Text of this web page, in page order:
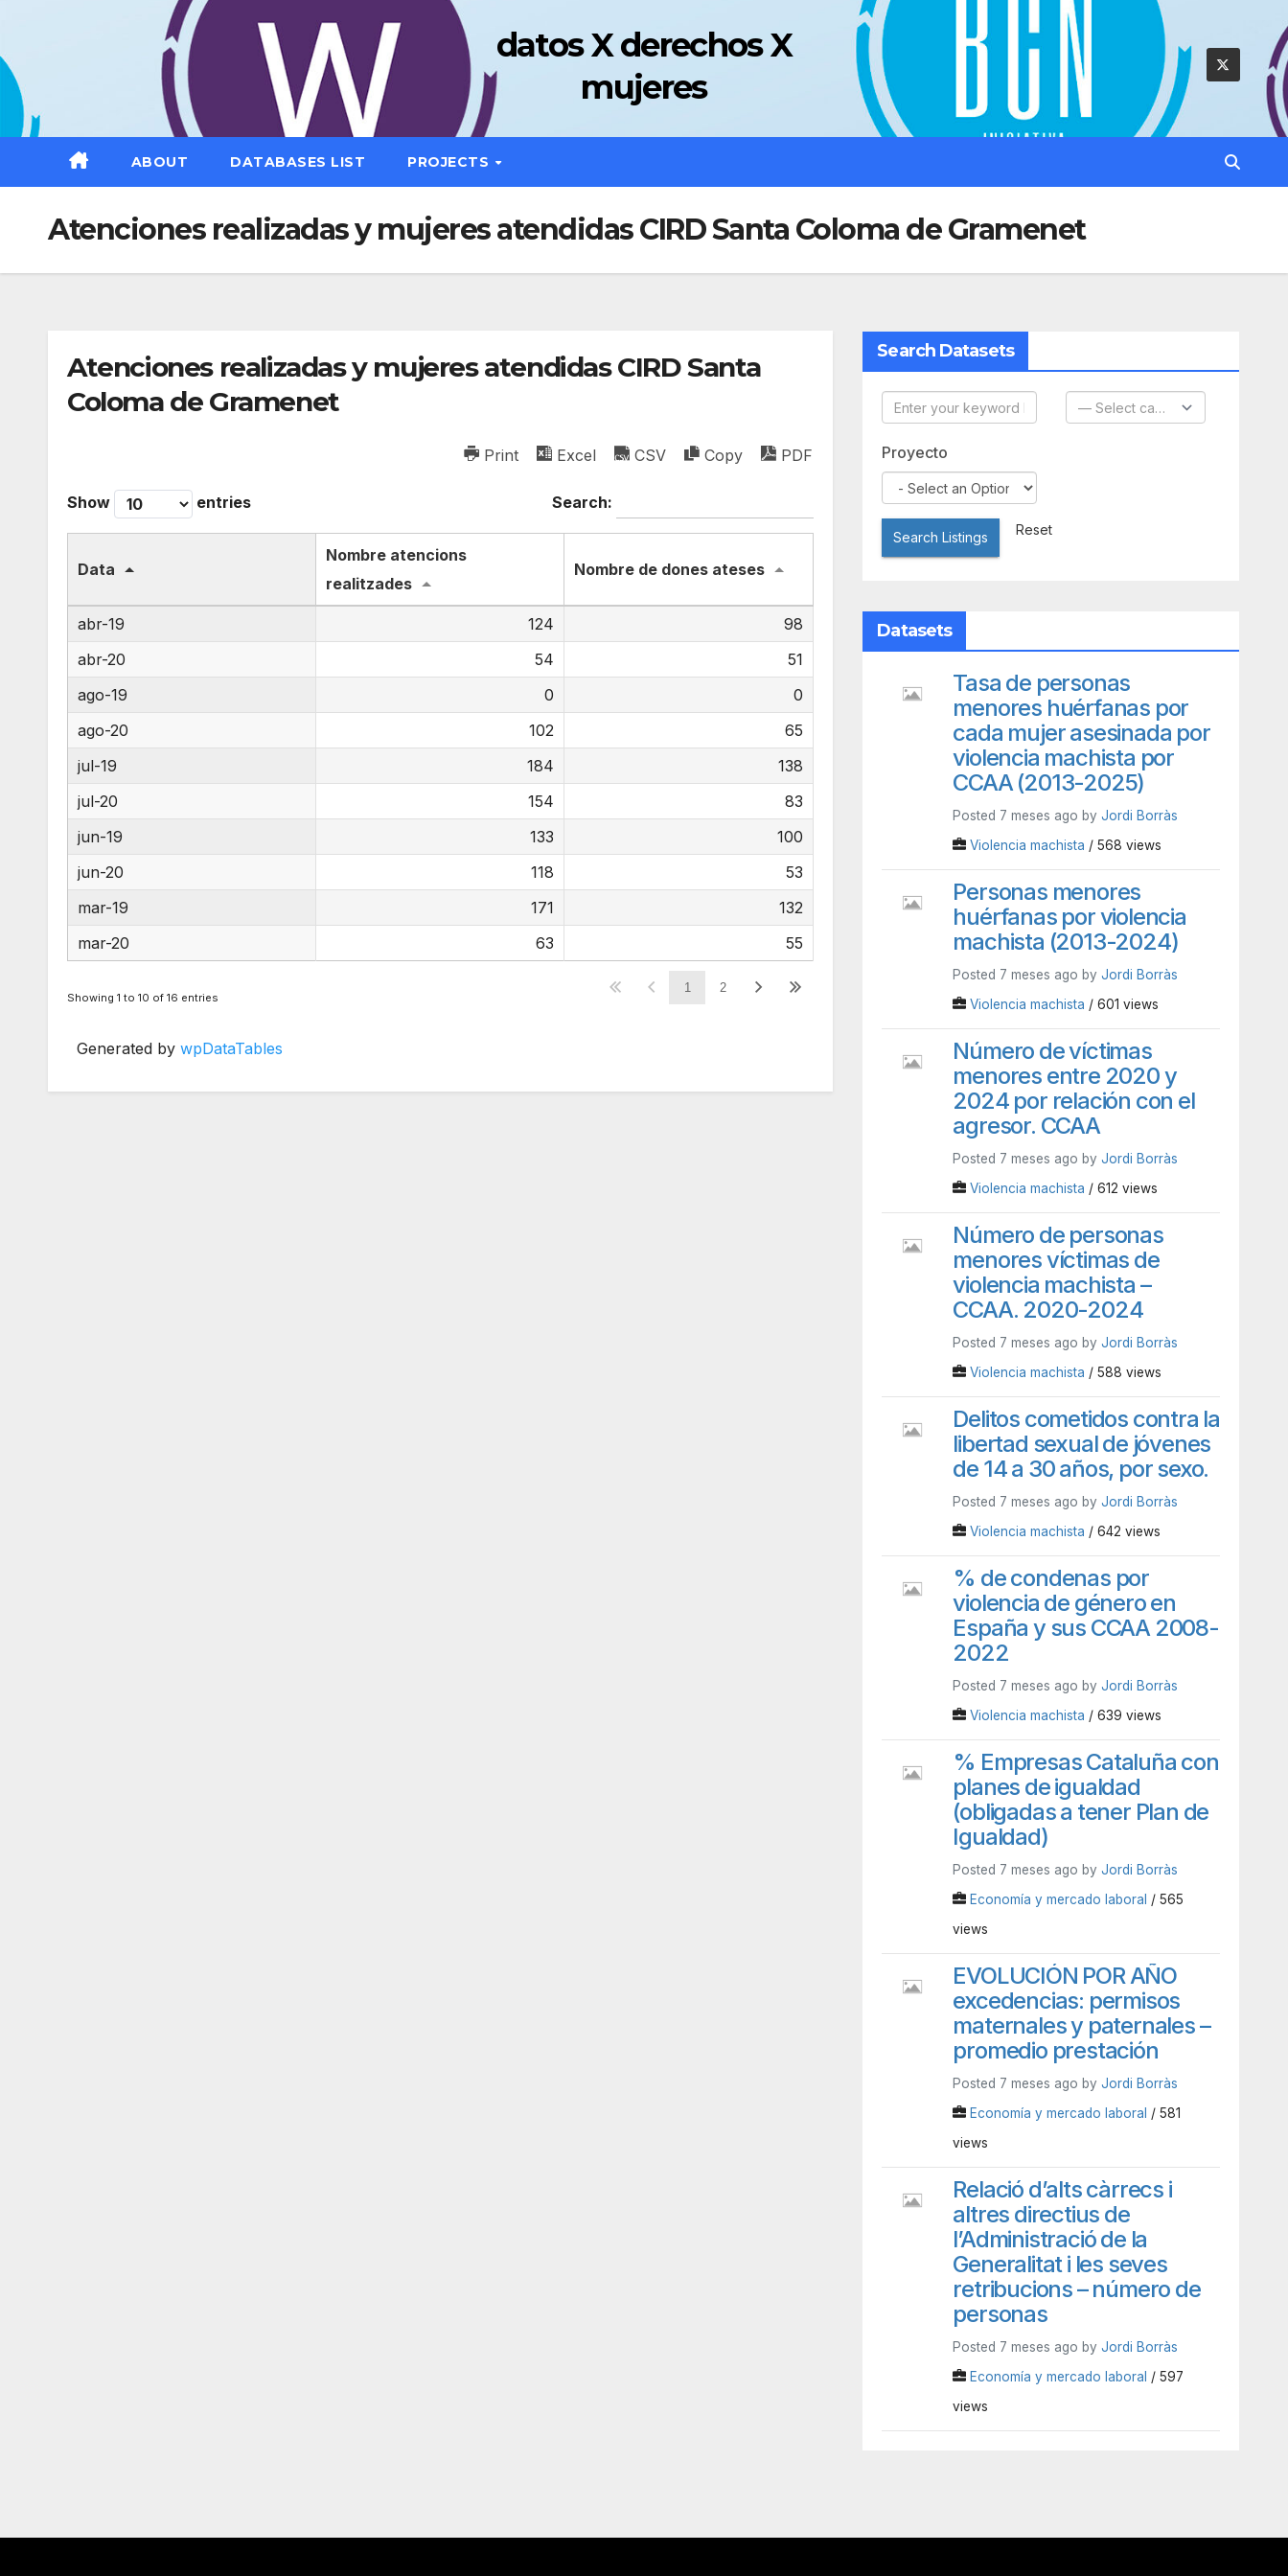
contenido
datos X derechos X
mujeres
ABOUT DATABASES LIST PROJECTS
Atenciones realizadas y mujeres atendidas CIRD Santa Coloma de Gramenet
Atenciones realizadas y mujeres atendidas CIRD Santa
Coloma de Gramenet
Print Excel CSV Copy PDF
Show entries Search:
Data
Nombre atencions
realitzades
Nombre de dones ateses
abr-19 124
98
abr-20
54
51
ago-19
0
0
ago-20
102
65
jul-19
184
138
jul-20
154
83
jun-19
133
100
jun-20
118
53
mar-19
171
132
mar-20
63 55
Showing 1 to 10 of 16 entries
1 2
Generated by wpDataTables
Search Datasets
Proyecto
Search Listings Reset
Datasets
Tasa de personas
menores huérfanas por
cada mujer asesinada por
violencia machista por
CCAA (2013-2025)
Posted 7 meses ago byJordi Borràs
Violencia machista / 568 views
Personas menores
huérfanas por violencia
machista (2013-2024)
Posted 7 meses ago byJordi Borràs
Violencia machista / 601 views
Número de víctimas
menores entre 2020 y
2024 por relación con el
agresor. CCAA
Posted 7 meses ago byJordi Borràs
Violencia machista / 612 views
Número de personas
menores víctimas de
violencia machista –
CCAA. 2020-2024
Posted 7 meses ago byJordi Borràs
Violencia machista / 588 views
Delitos cometidos contra la
libertad sexual de jóvenes
de 14 a 30 años, por sexo.
Posted 7 meses ago byJordi Borràs
Violencia machista / 642 views
% de condenas por
violencia de género en
España y sus CCAA 2008-
2022
Posted 7 meses ago byJordi Borràs
Violencia machista / 639 views
% Empresas Cataluña con
planes de igualdad
(obligadas a tener Plan de
Igualdad)
Posted 7 meses ago byJordi Borràs
Economía y mercado laboral / 565
views
EVOLUCIÓN POR AÑO
excedencias: permisos
maternales y paternales –
promedio prestación
Posted 7 meses ago byJordi Borràs
Economía y mercado laboral / 581
views
Relació d’alts càrrecs i
altres directius de
l’Administració de la
Generalitat i les seves
retribucions – número de
personas
Posted 7 meses ago byJordi Borràs
Economía y mercado laboral / 597
views